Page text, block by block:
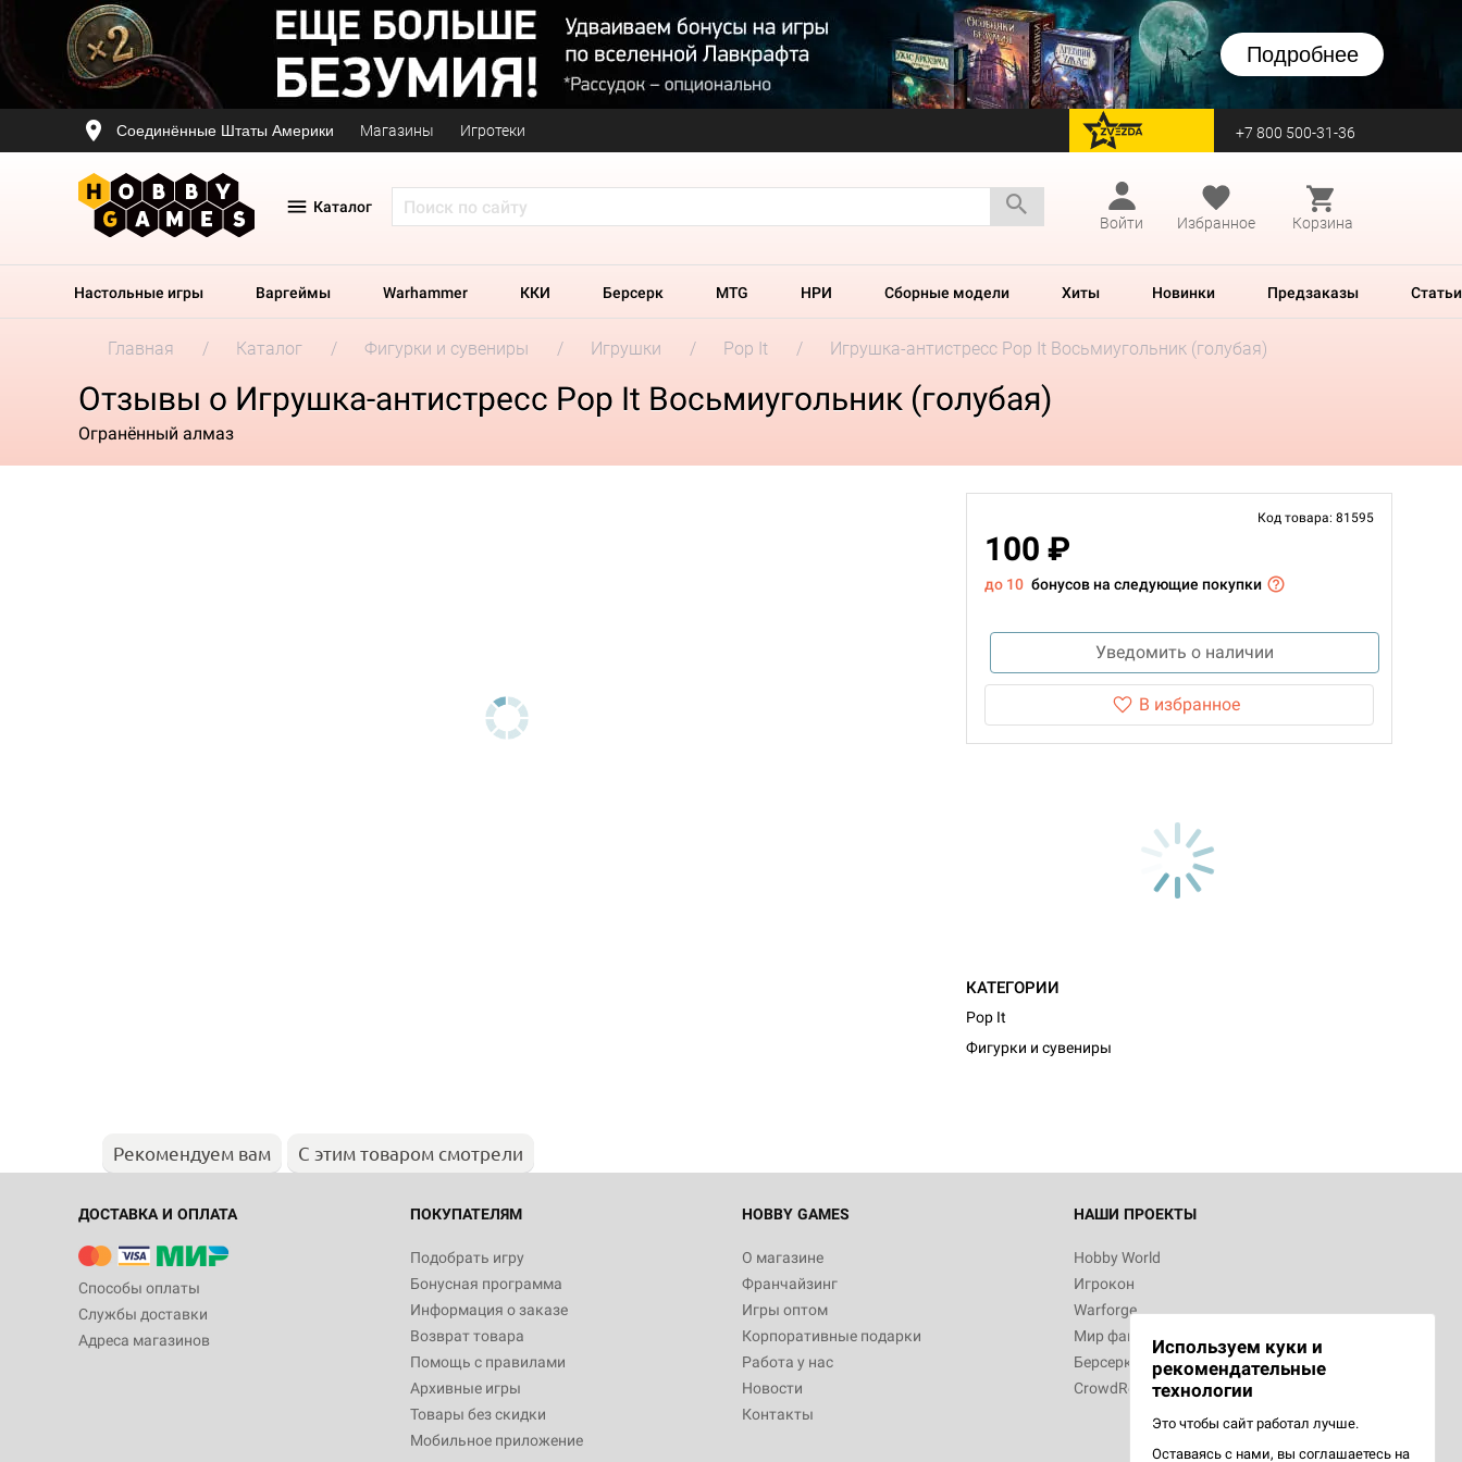
Подробнее
Соединённые Штаты Америки Магазины Игротеки перейти на Zvezda +7 800 500-31-36
Каталог
Войти
Избранное Корзина
Настольные игры Варгеймы Warhammer ККИ Берсерк MTG НРИ Сборные модели Хиты Новинки Предзаказы Статьи
Главная Каталог Фигурки и сувениры Игрушки Pop It Игрушка-антистресс Pop It Восьмиугольник (голубая)
Отзывы о Игрушка-антистресс Pop It Восьмиугольник (голубая)
Огранённый алмаз
Код товара: 81595
100 ₽
до 10 бонусов на следующие покупки
Уведомить о наличии
В избранное
КАТЕГОРИИ
Pop It
Фигурки и сувениры
Рекомендуем вам С этим товаром смотрели
ДОСТАВКА И ОПЛАТА
Способы оплаты
Службы доставки
Адреса магазинов
ПОКУПАТЕЛЯМ
Подобрать игру
Бонусная программа
Информация о заказе
Возврат товара
Помощь с правилами
Архивные игры
Товары без скидки
Мобильное приложение
HOBBY GAMES
О магазине
Франчайзинг
Игры оптом
Корпоративные подарки
Работа у нас
Новости
Контакты
НАШИ ПРОЕКТЫ
Hobby World
Игрокон
Warforge
Мир фантастики
Берсерк
CrowdRepublic
Используем куки и
рекомендательные
технологии
Это чтобы сайт работал лучше.
Оставаясь с нами, вы соглашаетесь на